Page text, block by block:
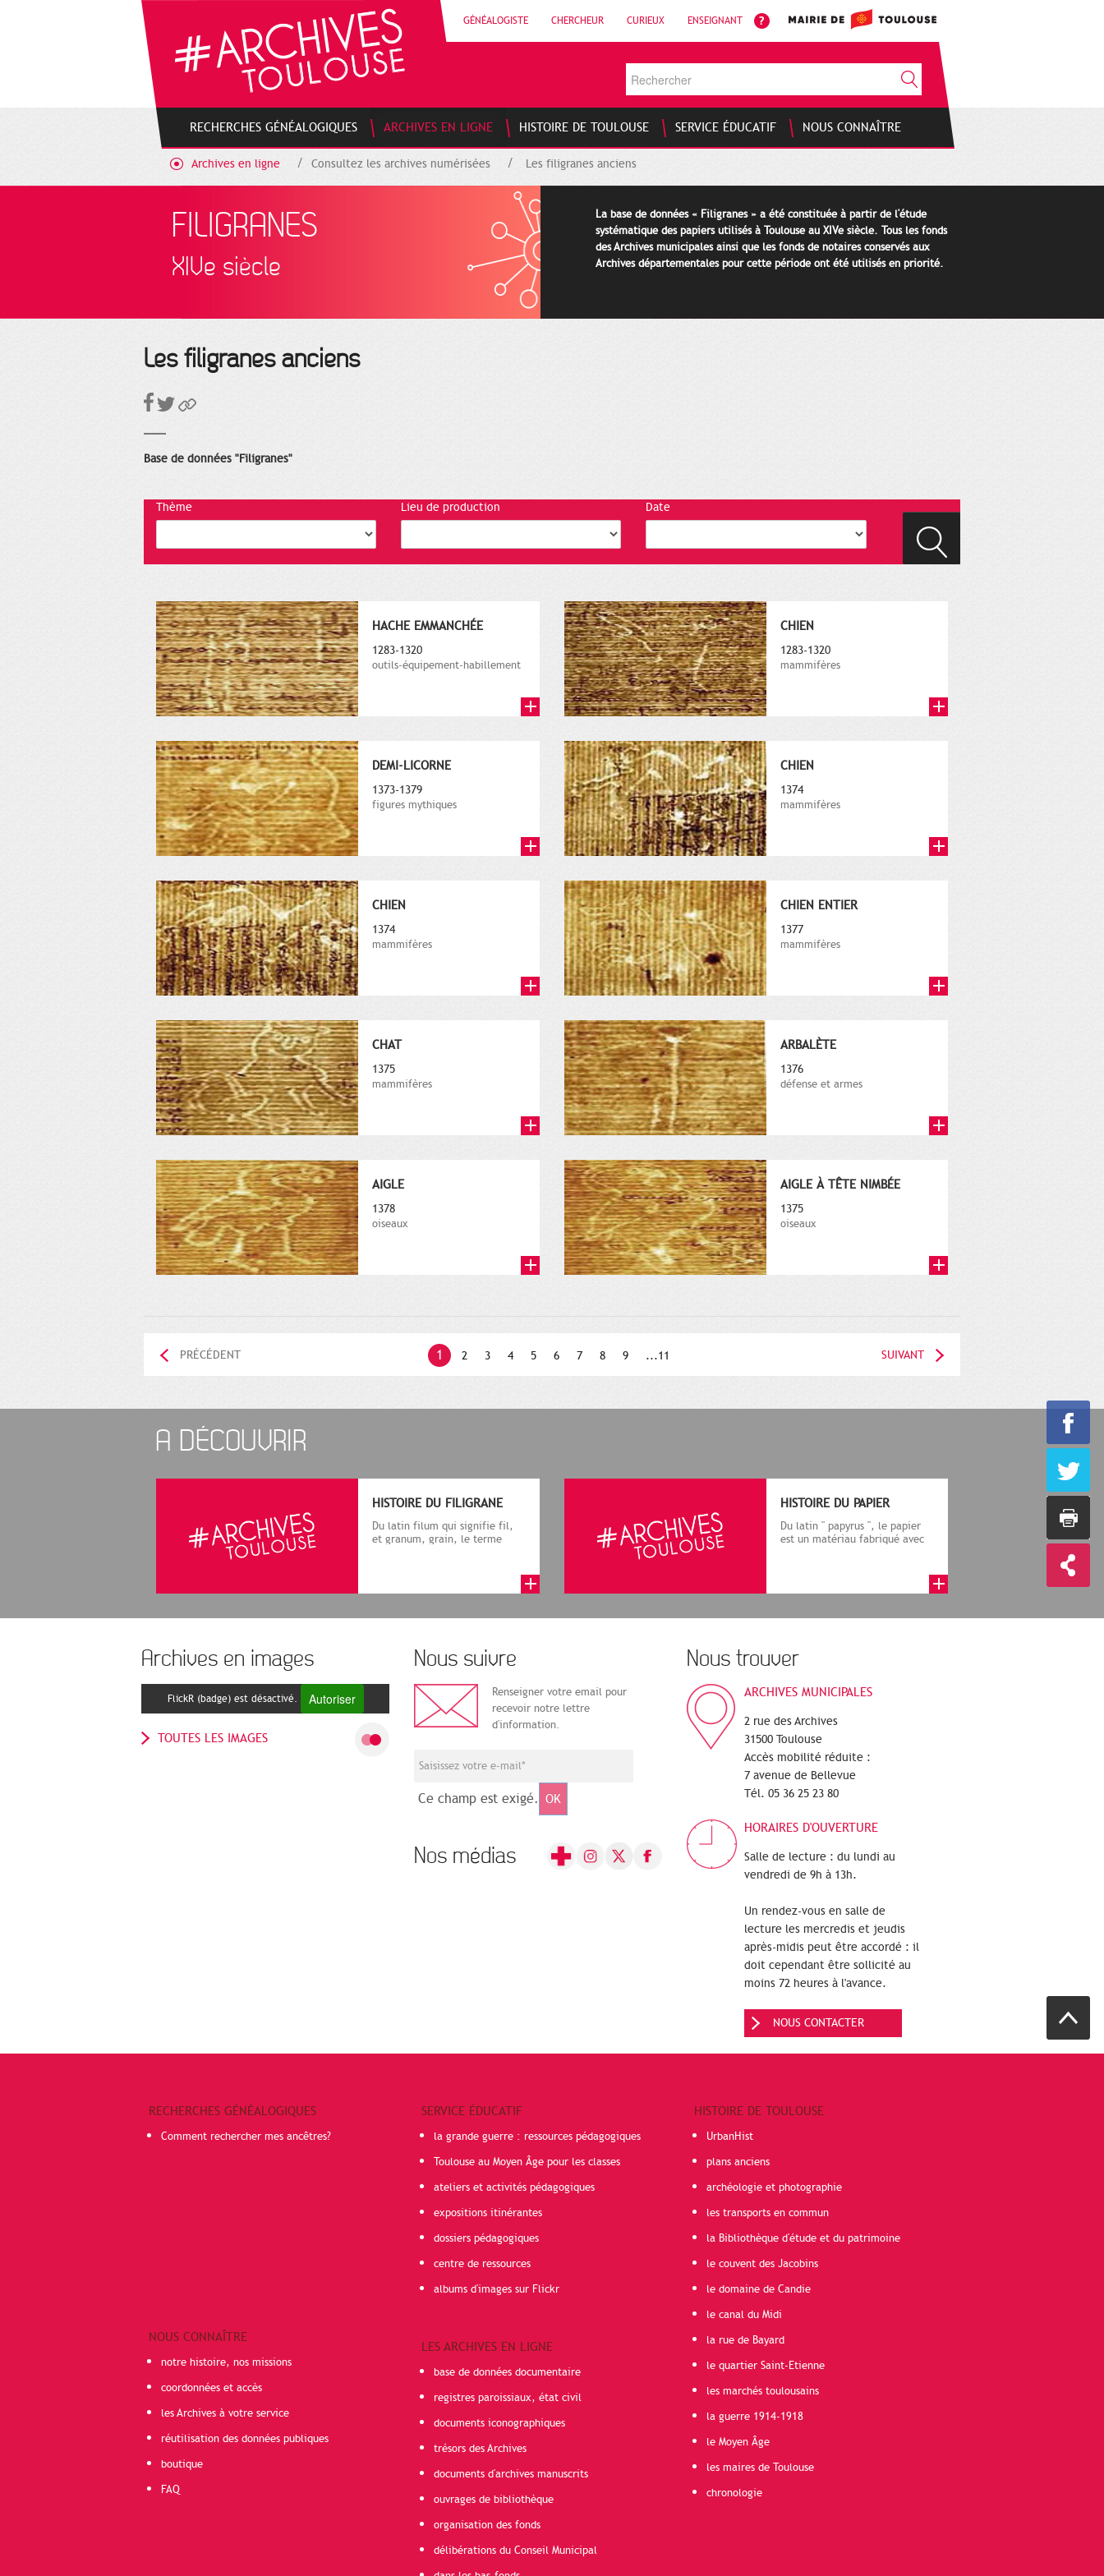
GÉNÉALOGISTE CHERCHEUR CURIEUX ENSEIGNANT
RECHERCHES GÉNÉALOGIQUES ARCHIVES EN LIGNE HISTOIRE DE TOULOUSE SERVICE ÉDUCATIF NOUS CONNAÎTRE
Archives en ligne Consultez les archives numérisées Les filigranes anciens
FILIGRANES
XIVe siècle
La base de données « Filigranes » a été constituée à partir de l'étude
systématique des papiers utilisés à Toulouse au XIVe siècle. Tous les fonds
des Archives municipales ainsi que les fonds de notaires conservés aux
Archives départementales pour cette période ont été utilisés en priorité.
Les filigranes anciens
Base de données "Filigranes"
Thème Lieu de production Date
HACHE EMMANCHÉE
1283-1320
outils-équipement-habillement
CHIEN
1283-1320
mammifères
DEMI-LICORNE
1373-1379
figures mythiques
CHIEN
1374
mammifères
CHIEN
1374
mammifères
CHIEN ENTIER
1377
mammifères
CHAT
1375
mammifères
ARBALÈTE
1376
défense et armes
AIGLE
1378
oiseaux
AIGLE À TÊTE NIMBÉE
1375
oiseaux
1 2 3 4 5 6 7 8 9 ...11
PRÉCÉDENT SUIVANT
A DÉCOUVRIR
HISTOIRE DU FILIGRANE
Du latin filum qui signifie fil,
et granum, grain, le terme
HISTOIRE DU PAPIER
Du latin " papyrus ", le papier
est un matériau fabriqué avec
Archives en images
FlickR (badge) est désactivé. Autoriser
TOUTES LES IMAGES
Nous suivre
Renseigner votre email pour
recevoir notre lettre
d'information.
Ce champ est exigé. OK
Nos médias
Nous trouver
ARCHIVES MUNICIPALES
2 rue des Archives
31500 Toulouse
Accès mobilité réduite :
7 avenue de Bellevue
Tél. 05 36 25 23 80
HORAIRES D'OUVERTURE
Salle de lecture : du lundi au
vendredi de 9h à 13h.
Un rendez-vous en salle de
lecture les mercredis et jeudis
après-midis peut être accordé : il
doit cependant être sollicité au
moins 72 heures à l'avance.
NOUS CONTACTER
RECHERCHES GÉNÉALOGIQUES
Comment rechercher mes ancêtres?
NOUS CONNAÎTRE
notre histoire, nos missions
coordonnées et accès
les Archives à votre service
réutilisation des données publiques
boutique
FAQ
SERVICE ÉDUCATIF
la grande guerre : ressources pédagogiques
Toulouse au Moyen Âge pour les classes
ateliers et activités pédagogiques
expositions itinérantes
dossiers pédagogiques
centre de ressources
albums d'images sur Flickr
LES ARCHIVES EN LIGNE
base de données documentaire
registres paroissiaux, état civil
documents iconographiques
trésors des Archives
documents d'archives manuscrits
ouvrages de bibliothèque
organisation des fonds
délibérations du Conseil Municipal
HISTOIRE DE TOULOUSE
UrbanHist
plans anciens
archéologie et photographie
les transports en commun
la Bibliothèque d'étude et du patrimoine
le couvent des Jacobins
le domaine de Candie
le canal du Midi
la rue de Bayard
le quartier Saint-Etienne
les marchés toulousains
la guerre 1914-1918
le Moyen Âge
les maires de Toulouse
chronologie
Gestion de vos préférences sur les cookies